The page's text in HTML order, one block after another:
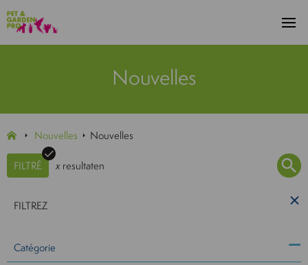
Nouvelles
Nouvelles Nouvelles
FILTRÉ x resultaten
FILTREZ
Catégorie